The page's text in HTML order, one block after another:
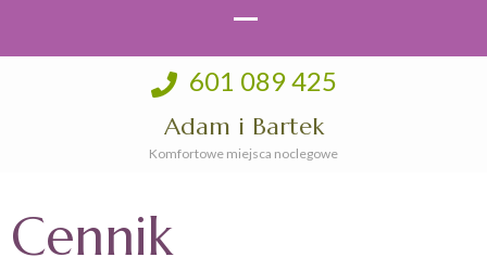
601 089 425
Adam i Bartek
Komfortowe miejsca noclegowe
Cennik